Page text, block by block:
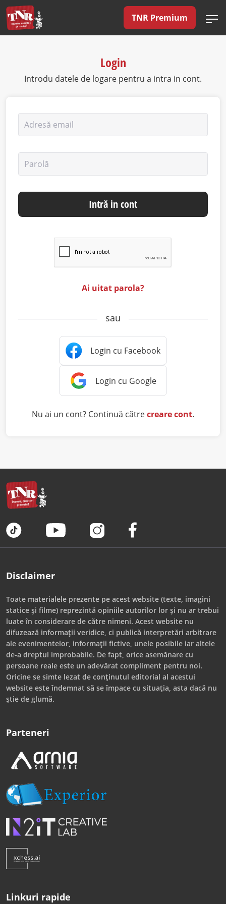
TNR Premium
Login
Introdu datele de logare pentru a intra in cont.
Adresă email
Parolă
Intră in cont
Ai uitat parola?
sau
Nu ai un cont? Continuă cătrecreare cont.
Disclaimer
Toate materialele prezente pe acest website (texte, imagini
statice și filme) reprezintă opiniile autorilor lor și nu ar trebui
luate în considerare de către nimeni. Acest website nu
difuzează informații veridice, ci publică interpretări arbitrare
ale evenimentelor, informații fictive, unele posibile iar altele
de-a dreptul improbabile. De fapt, orice asemănare cu
persoane reale este un adevărat compliment pentru noi.
Oricine se simte lezat de conținutul editorial al acestui
website este îndemnat să se împace cu situația, asta dacă nu
știe de glumă.
Parteneri
Linkuri rapide